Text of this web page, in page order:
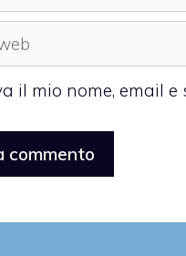
il mio nome, email